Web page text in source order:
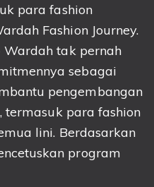
para fashion
Fashion Journey.
tak pernah
sebagai
pengembangan
termasuk para fashion
lini. Berdasarkan
program